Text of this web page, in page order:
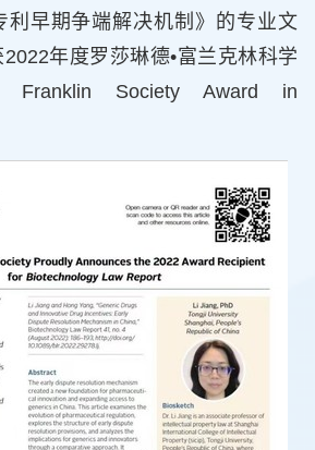
利早期争端解决机制》的专业文
年度罗莎琳德•富兰克林科学
Society Award in